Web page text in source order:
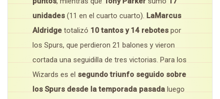
unidades (11 en el cuarto cuarto). LaMarcus
Aldridge totalizó 10 tantos y 14 rebotes por
los Spurs, que perdieron 21 balones y vieron
cortada una seguidilla de tres victorias. Para los
Wizards es el segundo triunfo seguido sobre
los Spurs desde la temporada pasada luego